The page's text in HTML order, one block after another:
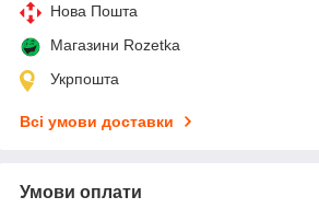
Нова Пошта
Магазини Rozetka
Укрпошта
Всі умови доставки
Умови оплати